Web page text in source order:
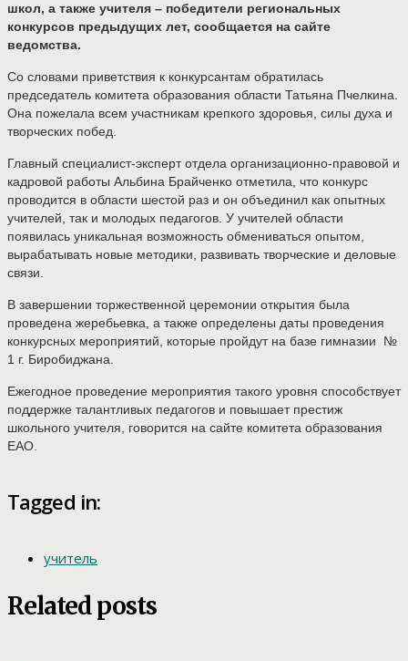
школ, а также учителя – победители региональных
конкурсов предыдущих лет, сообщается на сайте
ведомства.
Со словами приветствия к конкурсантам обратилась
председатель комитета образования области Татьяна Пчелкина.
Она пожелала всем участникам крепкого здоровья, силы духа и
творческих побед.
Главный специалист-эксперт отдела организационно-правовой и
кадровой работы Альбина Брайченко отметила, что конкурс
проводится в области шестой раз и он объединил как опытных
учителей, так и молодых педагогов. У учителей области
появилась уникальная возможность обмениваться опытом,
вырабатывать новые методики, развивать творческие и деловые
связи.
В завершении торжественной церемонии открытия была
проведена жеребьевка, а также определены даты проведения
конкурсных мероприятий, которые пройдут на базе гимназии №
1 г. Биробиджана.
Ежегодное проведение мероприятия такого уровня способствует
поддержке талантливых педагогов и повышает престиж
школьного учителя, говорится на сайте комитета образования
ЕАО.
Tagged in:
учитель
Related posts